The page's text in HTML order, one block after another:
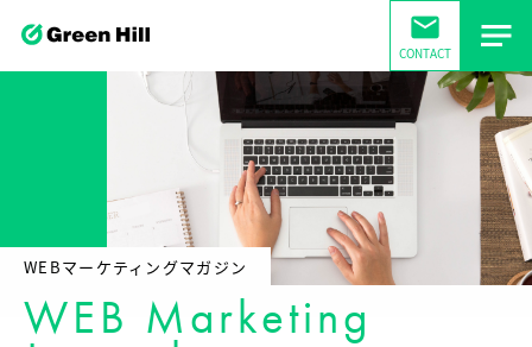
mail
CONTACT
WEBマーケティングマガジン
WEB Marketing